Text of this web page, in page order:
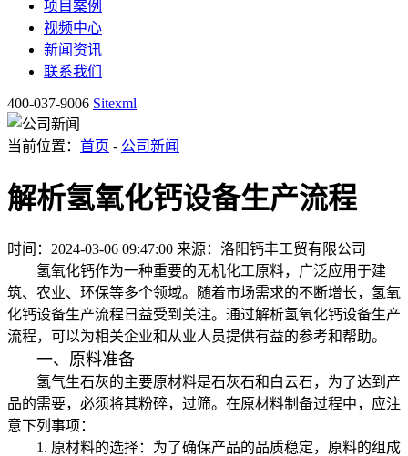
项目案例
视频中心
新闻资讯
联系我们
400-037-9006 Sitexml
当前位置： 首页 - 公司新闻
解析氢氧化钙设备生产流程
时间：2024-03-06 09:47:00 来源：洛阳钙丰工贸有限公司
氢氧化钙作为一种重要的无机化工原料，广泛应用于建
筑、农业、环保等多个领域。随着市场需求的不断增长，氢氧
化钙设备生产流程日益受到关注。通过解析氢氧化钙设备生产
流程，可以为相关企业和从业人员提供有益的参考和帮助。
一、原料准备
氢气生石灰的主要原材料是石灰石和白云石，为了达到产
品的需要，必须将其粉碎，过筛。在原材料制备过程中，应注
意下列事项：
1. 原材料的选择：为了确保产品的品质稳定，原料的组成